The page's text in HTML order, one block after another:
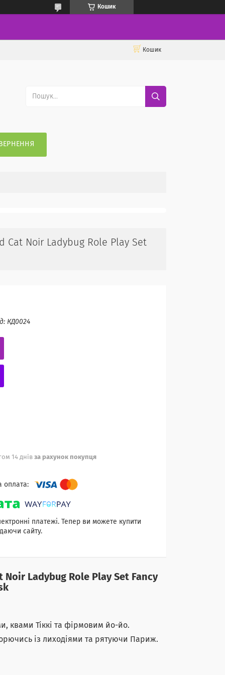
Кошик
Кошик
Cat Noir Ladybug Role Play Set
КД0024
14 днів за рахунок покупця
платежі. Тепер ви можете купити
сайту.
Noir Ladybug Role Play Set Fancy
квами Тіккі та фірмовим йо-йо.
із лиходіями та рятуючи Париж.